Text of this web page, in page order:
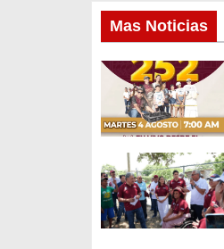
e
g
a
c
i
ó
Mas Noticias